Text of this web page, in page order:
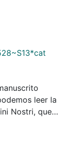
leer la
Nostri, que
tiempo,